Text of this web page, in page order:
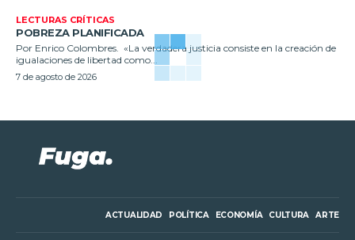
LECTURAS CRÍTICAS
POBREZA PLANIFICADA
Por Enrico Colombres. «La verdadera justicia consiste en la creación de
igualaciones de libertad como...
7 de agosto de 2026
ACTUALIDAD POLÍTICA ECONOMÍA CULTURA ARTE